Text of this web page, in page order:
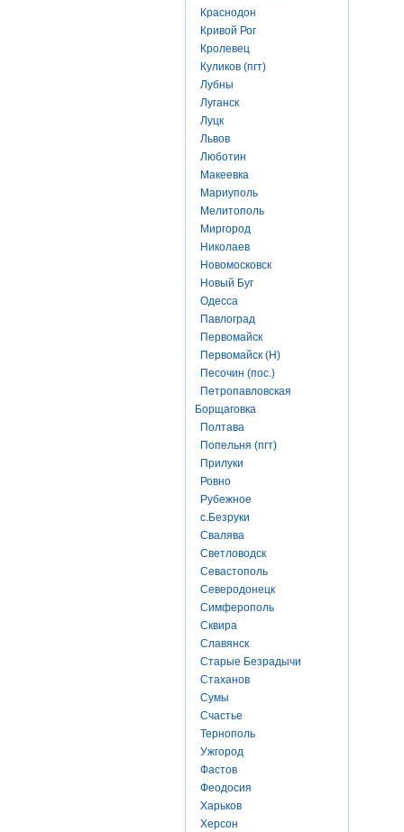
Краснодон
Кривой Рог
Кролевец
Куликов (пгт)
Лубны
Луганск
Луцк
Львов
Люботин
Макеевка
Мариуполь
Мелитополь
Миргород
Николаев
Новомосковск
Новый Буг
Одесса
Павлоград
Первомайск
Первомайск (Н)
Песочин (пос.)
Петропавловская
Борщаговка
Полтава
Попельня (пгт)
Прилуки
Ровно
Рубежное
с.Безруки
Свалява
Светловодск
Севастополь
Северодонецк
Симферополь
Сквира
Славянск
Старые Безрадычи
Стаханов
Сумы
Счастье
Тернополь
Ужгород
Фастов
Феодосия
Харьков
Херсон